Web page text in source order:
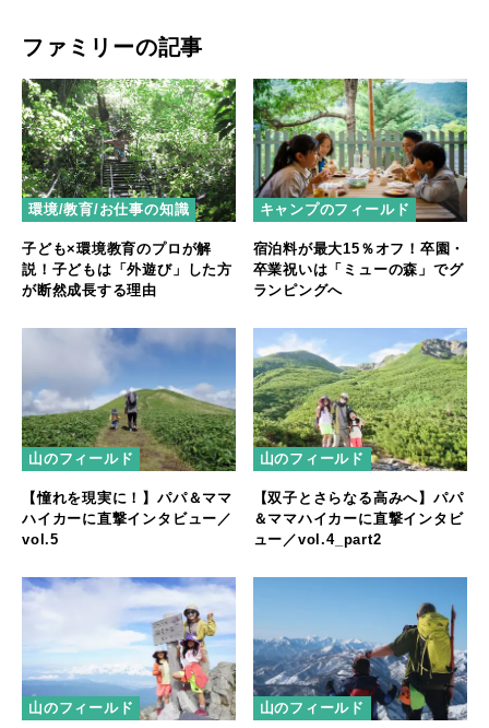
ファミリーの記事
環境/教育/お仕事の知識
子ども×環境教育のプロが解
説！子どもは「外遊び」した方
が断然成長する理由
キャンプのフィールド
宿泊料が最大15％オフ！卒園・
卒業祝いは「ミューの森」でグ
ランピングへ
山のフィールド
【憧れを現実に！】パパ＆ママ
ハイカーに直撃インタビュー／
vol.5
山のフィールド
【双子とさらなる高みへ】パパ
＆ママハイカーに直撃インタビ
ュー／vol.4_part2
山のフィールド 山のフィールド